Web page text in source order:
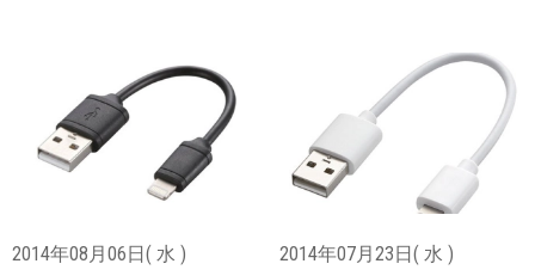
2014年08月06日( 水 ) 2014年07月23日( 水 )